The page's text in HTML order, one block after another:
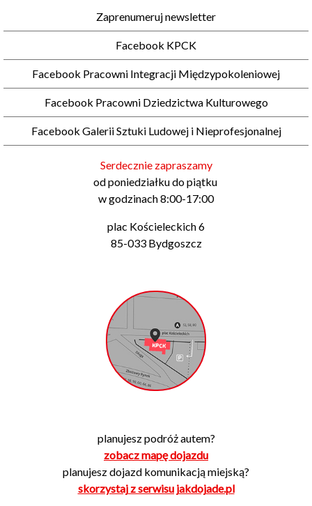
Zaprenumeruj newsletter
Facebook KPCK
Facebook Pracowni Integracji Międzypokoleniowej
Facebook Pracowni Dziedzictwa Kulturowego
Facebook Galerii Sztuki Ludowej i Nieprofesjonalnej
Serdecznie zapraszamy
od poniedziałku do piątku
w godzinach 8:00-17:00
plac Kościeleckich 6
85-033 Bydgoszcz
planujesz podróż autem?
zobacz mapę dojazdu
planujesz dojazd komunikacją miejską?
skorzystaj z serwisu jakdojade.pl